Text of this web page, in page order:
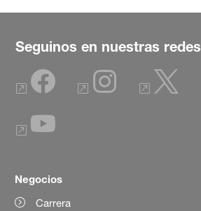
Seguinos en nuestras redes
Negocios
Carrera